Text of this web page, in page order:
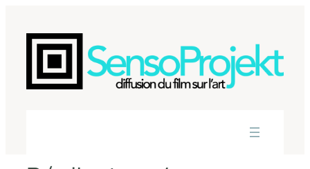
contenu